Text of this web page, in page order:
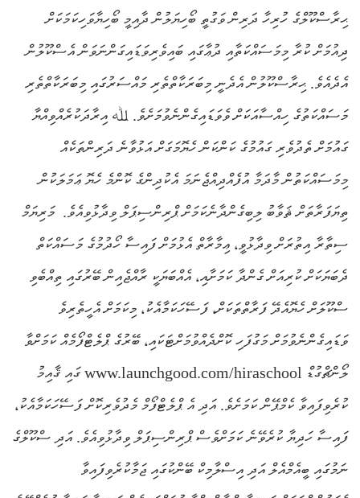
ޙިރާސްކޫލްގެ ހުރިހާ ދަރިން ވަގުތީ ބޯހިޔަލުން ދާއިމީ ބޯހިޔާވަހިކަމަކަށް
ދިއުމަށް ކުރާ މިމަސައްކަތާއި ދުޢާގައި ބައިވެރިވަޑައިގަންނަވަން އެސްކޫލުން
އެދެއެވެ. ޙިރާސްކޫލުން އެދެނީ މިބަރަކާތްތެރި މައްސަރުގައި މިބަރަކާތްތެރި
މަސައްކަތުގެ ހިއްސާއަކަށް ވެވަޑައިގެންނެވުމަށެވެ. ﷲ އިރާދަކުރެއްވިއްޔާ
ގައުމަށް ތެދުވެރި ގައުމުގެ ކަންކަން ހެޔޮމަގަށް އަޅުވާނެ ދަރިންތަކެއް
މިމަސައްކަތުން މާދަމާ އުފެއްދިއްޖެނަމަ އެކުދިންގެ ކޮންމެ ހެޔޮ ޢަމަލަކުން
ތިޔަފަރާތަށް ޘަވާބު ލިބިގެންދާނެކަމަށް ޕްރިންސިޕަލް ވިދާޅުވިއެވެ. މަރިޔަމް
ސިތާރާ އިތުރަށް ވިދާޅުވީ، ޢިމާރާތް އެޅުމަށް ފައިސާ ހޯދުމުގެ މަސައްކަތް
ދެބަޔަކަށް ކުރިއަށް ގެންދާ ކަމަށާއި، އެއްބަޔަކީ ރާއްޖެއިން ބޭރުގައި ތިއްބެވި
ސްކޫލަށް ހެޔޮއެދޭ ފަރާތްތަކަށް، ފަސޭހަކަމާއެކު، މިކަމަށް އެހީތެރިވެ
ވަޑައިގެންނެވުމަށް މަގުފަހި ކޮށްދެއްވުމަށްޓަކައި، ބޭރުގެ ޕްލެޓްފޯމެއް ކަމަށްވާ
ލޯންޗްގުޑް www.launchgood.com/hiraschool ގައި ޤާއިމު
ކުރެވިފައިވާ ކެމްޕޭން ކަމަށެވެ. އަދި އެ ޕްލެޓްފޯމް މެދުވެރިކޮށް ފަސޭހަކަމާއެކު،
ފައިސާ ހަދިޔާ ކުރެވޭނެ ކަމަށްވެސް ޕްރިންސިޕަލް ވިދާޅުވިއެވެ. އަދި ސްކޫލްގެ
ނަމުގައި ބީއެމްއެލް އަދި އިސްލާމިކް ބޭންކުގައި ޖަމާކުރެވިފައިވާ